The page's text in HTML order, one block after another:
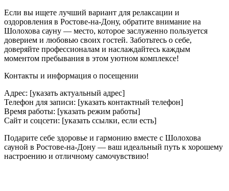
Если вы ищете лучший вариант для релаксации и
оздоровления в Ростове-на-Дону, обратите внимание на
Шолохова сауну — место, которое заслуженно пользуется
доверием и любовью своих гостей. Заботьтесь о себе,
доверяйте профессионалам и наслаждайтесь каждым
моментом пребывания в этом уютном комплексе!
Контакты и информация о посещении
Адрес: [указать актуальный адрес]
Телефон для записи: [указать контактный телефон]
Время работы: [указать режим работы]
Сайт и соцсети: [указать ссылки, если есть]
Подарите себе здоровье и гармонию вместе с Шолохова
сауной в Ростове-на-Дону — ваш идеальный путь к хорошему
настроению и отличному самочувствию!